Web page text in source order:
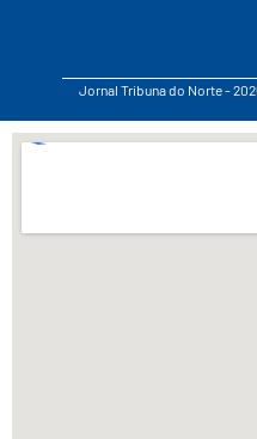
Jornal Tribuna do Norte -